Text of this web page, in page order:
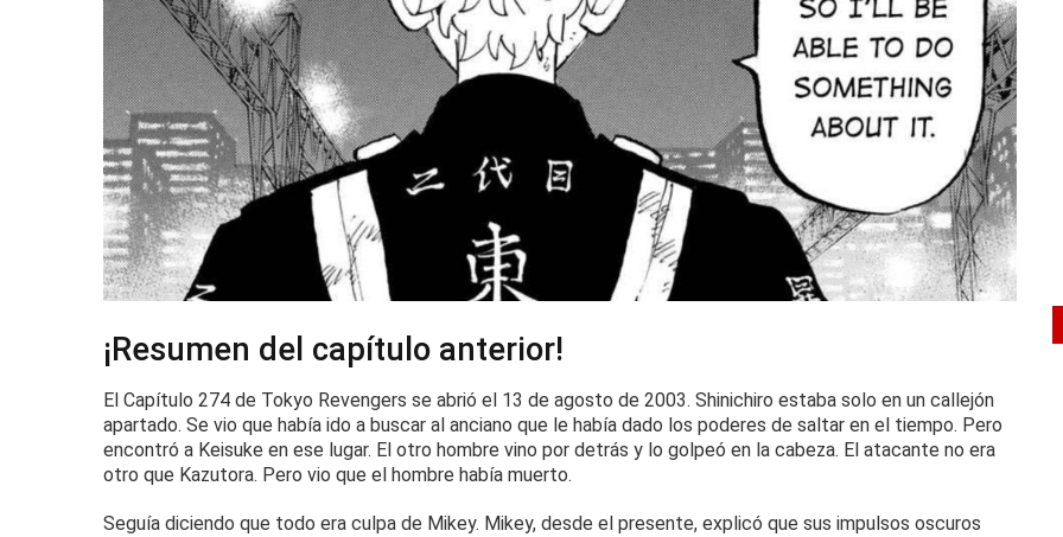
¡Resumen del capítulo anterior!
El Capítulo 274 de Tokyo Revengers se abrió el 13 de agosto de 2003. Shinichiro estaba solo en un callejón
apartado. Se vio que había ido a buscar al anciano que le había dado los poderes de saltar en el tiempo. Pero
encontró a Keisuke en ese lugar. El otro hombre vino por detrás y lo golpeó en la cabeza. El atacante no era
otro que Kazutora. Pero vio que el hombre había muerto.
Seguía diciendo que todo era culpa de Mikey. Mikey, desde el presente, explicó que sus impulsos oscuros